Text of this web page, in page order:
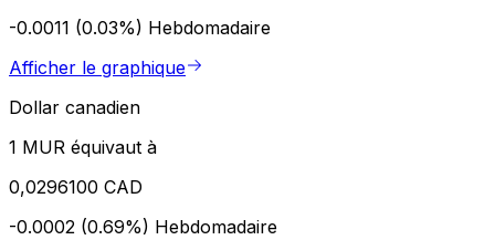
-0.0011 (0.03%) Hebdomadaire
Afficher le graphique
Dollar canadien
1 MUR équivaut à
0,0296100 CAD
-0.0002 (0.69%) Hebdomadaire